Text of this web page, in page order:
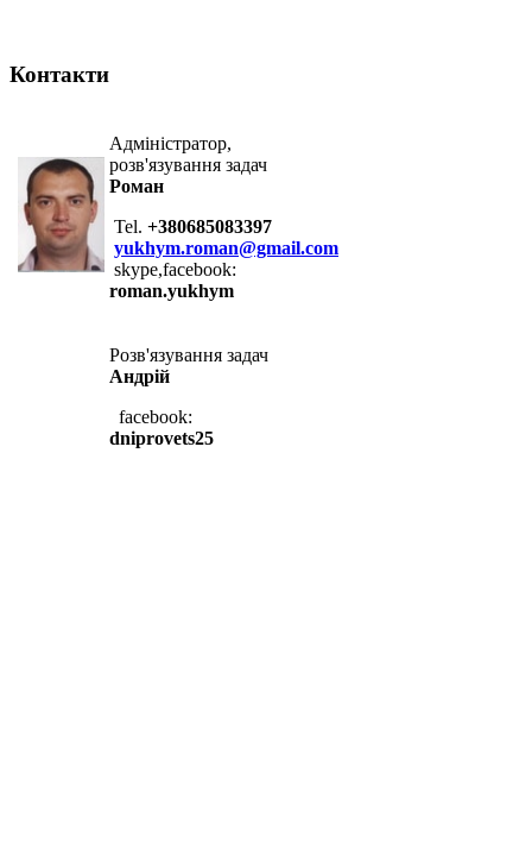
Контакти
Адміністратор,
розв'язування задач
Роман
Tel. +380685083397
yukhym.roman@gmail.com
skype,facebook:
roman.yukhym
Розв'язування задач
Андрій
facebook:
dniprovets25